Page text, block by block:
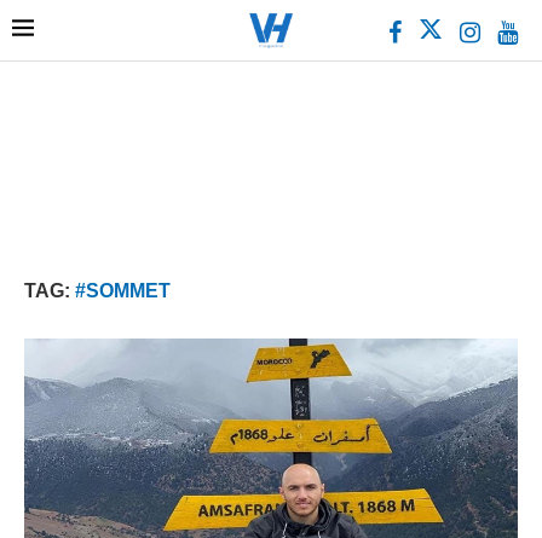
TAG: #SOMMET